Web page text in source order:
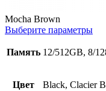
Mocha Brown
Выберите параметры
Память 12/512GB, 8/
Цвет Black, Clacier